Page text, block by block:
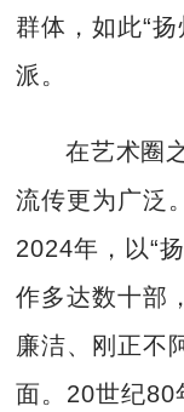
群体，如此“
派。
在艺术圈
流传更为广泛
2024年，以“
作多达数十部
廉洁、刚正不
面。20世纪80